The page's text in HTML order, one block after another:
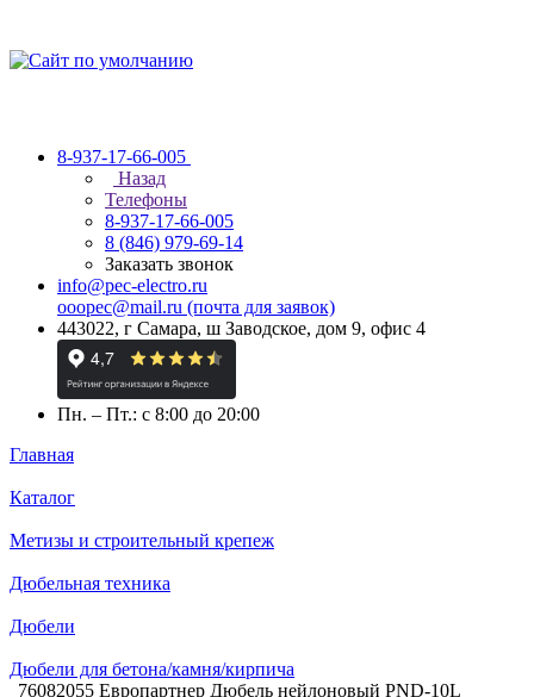
8-937-17-66-005
Назад
Телефоны
8-937-17-66-005
8 (846) 979-69-14
Заказать звонок
info@pec-electro.ru
ooopec@mail.ru (почта для заявок)
443022, г Самара, ш Заводское, дом 9, офис 4
Пн. – Пт.: с 8:00 до 20:00
Главная
Каталог
Метизы и строительный крепеж
Дюбельная техника
Дюбели
Дюбели для бетона/камня/кирпича
76082055 Европартнер Дюбель нейлоновый PND-10L